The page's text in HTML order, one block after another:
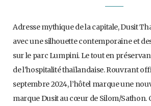
Adresse mythique de la capitale, Dusit
avec une silhouette contemporaine et
sur le parc Lumpini. Le tout en
de l’hospitalité thaïlandaise. Rouvrant
septembre 2024, l’hôtel marque une
marque Dusit au cœur de Silom/Sathon.